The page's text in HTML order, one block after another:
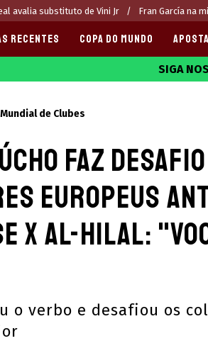
avalia substituto de Vini Jr Fran García na
de apostas 2025
RECENTES COPA DO MUNDO
SIGA
Mundial de Clubes
faz
europeus
x Al-Hilal:
o verbo e desafiou os